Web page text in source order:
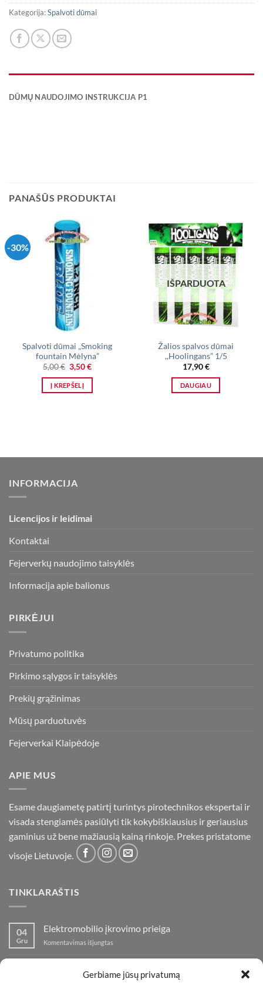
Gerbiame jūsų privatumą
Kategorija:Spalvoti dūmai
DŪMŲ NAUDOJIMO INSTRUKCIJA P1
PANAŠŪS PRODUKTAI
-30%
Spalvoti dūmai „Smoking
fountain Mėlyna”
5,00€ Original
price
was:
5,00 €.
3,50€Current
is:
Į KREPŠELĮ
IŠPARDUOTA
Žalios spalvos dūmai
,,Hoolingans” 1/5
17,90€
DAUGIAU
INFORMACIJA
Licencijos ir leidimai
Kontaktai
Fejerverkų naudojimo taisyklės
Informacija apie balionus
PIRKĖJUI
Privatumo politika
Pirkimo sąlygos ir taisyklės
Prekių grąžinimas
Mūsų parduotuvės
Fejerverkai Klaipėdoje
APIE MUS
Esame daugiametę patirtį turintys pirotechnikos ekspertai ir
visada stengiamės pasiūlyti tik kokybiškiausius ir geriausius
gaminius už bene mažiausią kainą rinkoje. Prekes pristatome
visoje Lietuvoje.
TINKLARAŠTIS
04
Gru
Elektromobilio įkrovimo prieiga
Komentavimas išjungtas
prieiga
Komentavimas išjungtasįraše